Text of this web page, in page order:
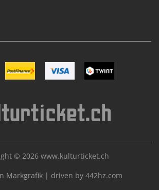
Bild Postfinance
Bild VISA Bild TWINT
© 2026 www.kulturticket.ch
Markgrafik | driven by 442hz.com